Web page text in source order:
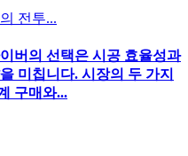
전투...
버의 선택은 시공 효율성과
미칩니다. 시장의 두 가지
구매와...